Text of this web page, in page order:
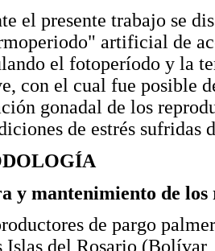
el presente trabajo se
artificial de
el fotoperíodo y la
con el cual fue posible
gonadal de los
de estrés sufridas
y mantenimiento de
de pargo
Islas del Rosario